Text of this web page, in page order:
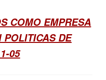
COMO EMPRESA
POLITICAS DE
05